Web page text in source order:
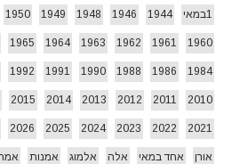
1במאי 1944
1946
1948
1949
1950
1960
1961
1962
1963
1964
1965
1984
1986
1988
1990
1991
1992
2010
2011
2012
2013
2014
2015
2021
2022
2023
2024
2025
2026
אורן אחד במאי אלה אלמוג אמנות